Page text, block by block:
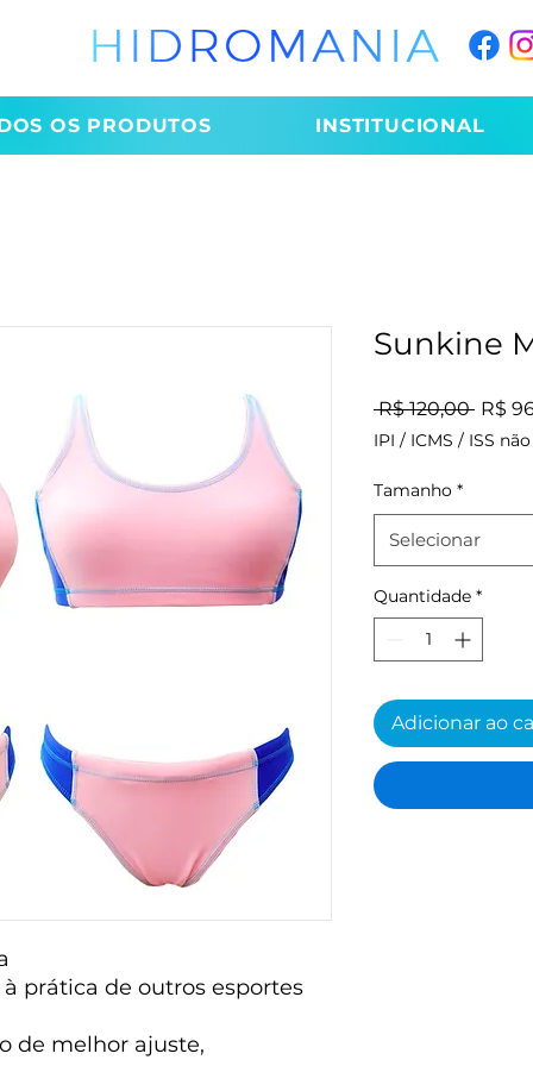
OS PRODUTOS INSTITUCIONAL
prática de outros esportes
de melhor ajuste,
Sunkine
R$ 120,00 Preço
R$
IPI / ICMS / ISS
Tamanho *
Selecionar
Quantidade *
Adicionar ao